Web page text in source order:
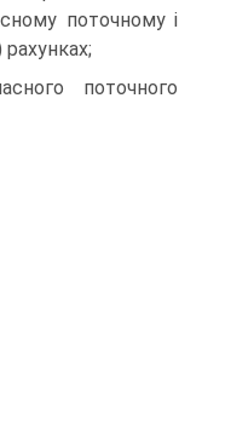
поточному і
поточного